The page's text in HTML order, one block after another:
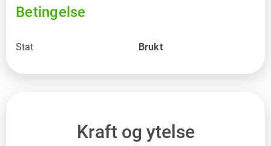
Betingelse
Stat Brukt
Kraft og ytelse